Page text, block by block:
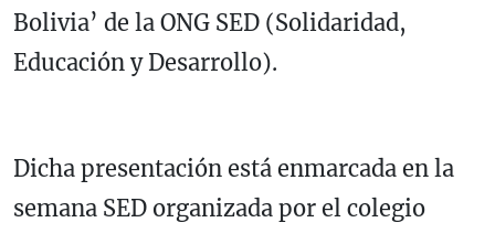
Bolivia’ de la ONG SED (Solidaridad,
Educación y Desarrollo).
Dicha presentación está enmarcada en la
semana SED organizada por el colegio